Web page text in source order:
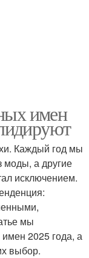
имен
Каждый год мы
моды, а другие
исключением.
мы
2025 года, а
выбор.